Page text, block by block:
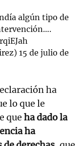
algún tipo de
15 de julio de
ha
lo que le
que ha dado la
ha